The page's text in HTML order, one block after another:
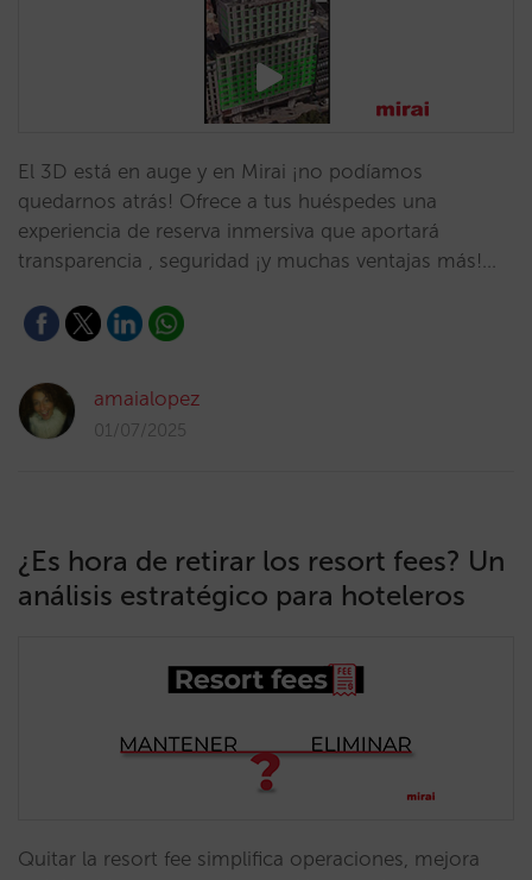
El 3D está en auge y en Mirai ¡no podíamos
quedarnos atrás! Ofrece a tus huéspedes una
experiencia de reserva inmersiva que aportará
transparencia , seguridad ¡y muchas ventajas más!…
amaialopez
01/07/2025
¿Es hora de retirar los resort fees? Un
análisis estratégico para hoteleros
Quitar la resort fee simplifica operaciones, mejora